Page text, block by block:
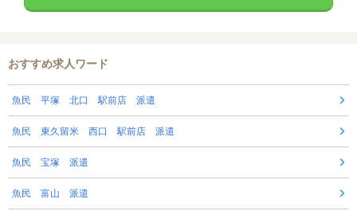
おすすめ求人ワード
魚民 平塚 北口 駅前店 派遣
魚民 東久留米 西口 駅前店 派遣
魚民 宝塚 派遣
魚民 富山 派遣